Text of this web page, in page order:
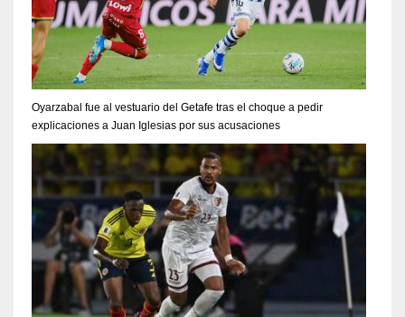
Oyarzabal fue al vestuario del Getafe tras el choque a pedir
explicaciones a Juan Iglesias por sus acusaciones